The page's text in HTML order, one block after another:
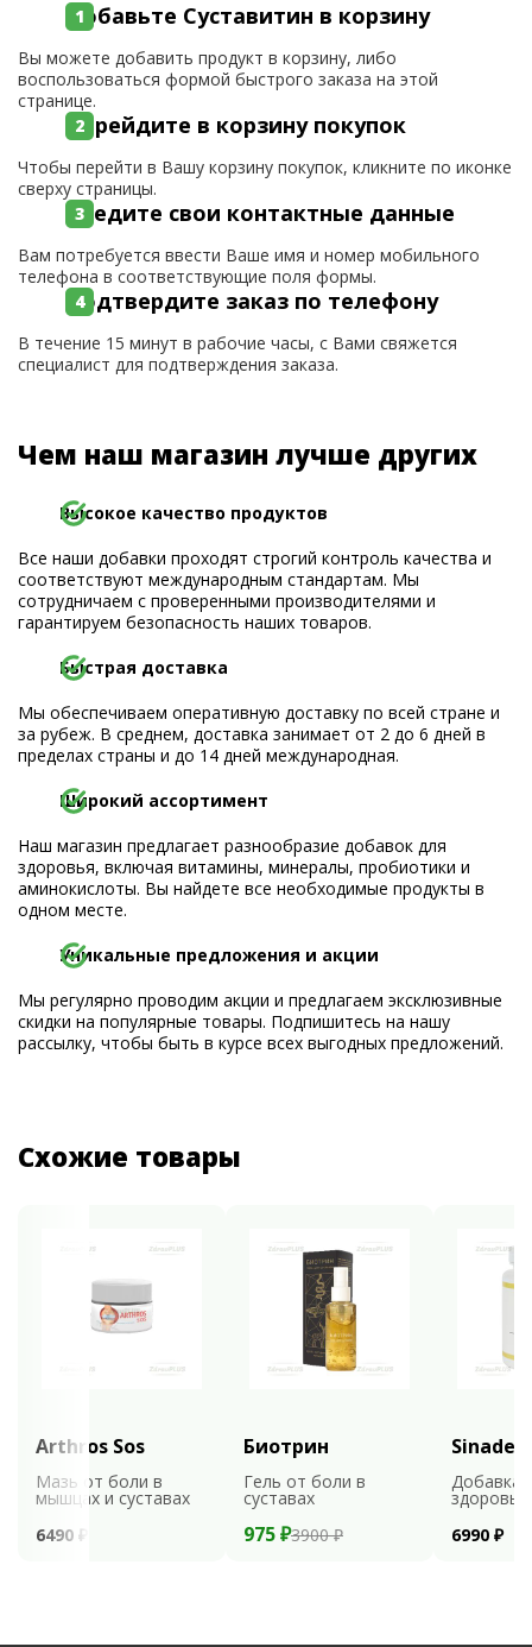
Добавьте Суставитин в корзину
Вы можете добавить продукт в корзину, либо
воспользоваться формой быстрого заказа на этой
странице.
Перейдите в корзину покупок
Чтобы перейти в Вашу корзину покупок, кликните по иконке
сверху страницы.
Введите свои контактные данные
Вам потребуется ввести Ваше имя и номер мобильного
телефона в соответствующие поля формы.
Подтвердите заказ по телефону
В течение 15 минут в рабочие часы, с Вами свяжется
специалист для подтверждения заказа.
Чем наш магазин лучше других
Высокое качество продуктов
Все наши добавки проходят строгий контроль качества и
соответствуют международным стандартам. Мы
сотрудничаем с проверенными производителями и
гарантируем безопасность наших товаров.
Быстрая доставка
Мы обеспечиваем оперативную доставку по всей стране и
за рубеж. В среднем, доставка занимает от 2 до 6 дней в
пределах страны и до 14 дней международная.
Широкий ассортимент
Наш магазин предлагает разнообразие добавок для
здоровья, включая витамины, минералы, пробиотики и
аминокислоты. Вы найдете все необходимые продукты в
одном месте.
Уникальные предложения и акции
Мы регулярно проводим акции и предлагаем эксклюзивные
скидки на популярные товары. Подпишитесь на нашу
рассылку, чтобы быть в курсе всех выгодных предложений.
Схожие товары
Arthros Sos
Мазь от боли в
мышцах и суставах
6490 ₽
Биотрин
Гель от боли в
суставах
975 ₽3900 ₽
Sinaden
Добавка
здоровья
6990 ₽